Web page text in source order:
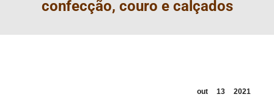
confecção, couro e calçados
out 13 2021